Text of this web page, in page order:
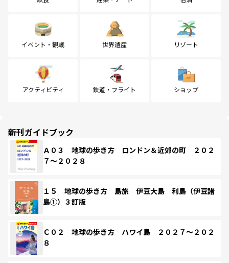
イベント・観戦 世界遺産 リゾート
アクティビティ 鉄道・フライト ショップ
新刊ガイドブック
Ａ０３ 地球の歩き方 ロンドン＆近郊の町 ２０２
７～２０２８
１５ 地球の歩き方 島旅 伊豆大島 利島（伊豆諸
島①）３訂版
Ｃ０２ 地球の歩き方 ハワイ島 ２０２７～２０２
８